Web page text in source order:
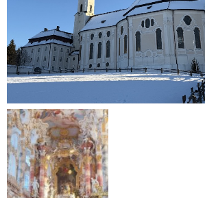
RECRUITサイト